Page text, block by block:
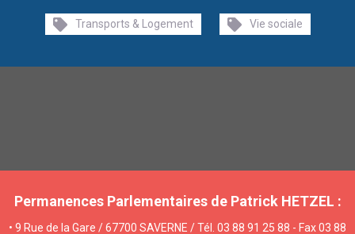
Transports & Logement Vie sociale
Permanences Parlementaires de Patrick HETZEL :
• 9 Rue de la Gare / 67700 SAVERNE / Tél. 03 88 91 25 88 - Fax 03 88